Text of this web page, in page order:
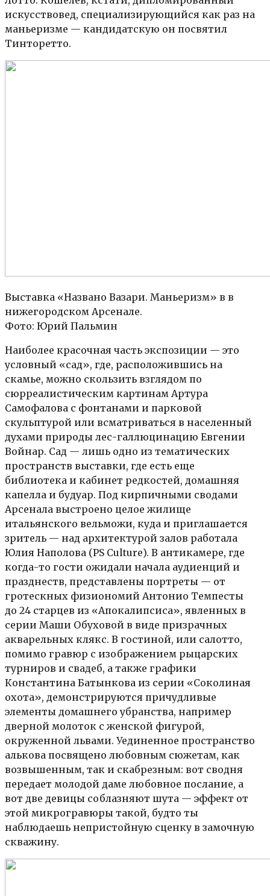
искусствовед, специализирующийся как раз на
маньеризме — кандидатскую он посвятил
Тинторетто.
Выставка «Названо Вазари. Маньеризм» в в
нижегородском Арсенале.
Фото: Юрий Пальмин
Наиболее красочная часть экспозиции — это
условный «сад», где, расположившись на
скамье, можно скользить взглядом по
сюрреалистическим картинам Артура
Самофалова с фонтанами и парковой
скульптурой или всматриваться в населенный
духами природы лес-галлюцинацию Евгении
Войнар. Сад — лишь одно из тематических
пространств выставки, где есть еще
библиотека и кабинет редкостей, домашняя
капелла и будуар. Под кирпичными сводами
Арсенала выстроено целое жилище
итальянского вельможи, куда и приглашается
зритель — над архитектурой залов работала
Юлия Наполова (PS Culture). В антикамере, где
когда-то гости ожидали начала аудиенций и
празднеств, представлены портреты — от
гротескных физиономий Антонио Темпесты
до 24 старцев из «Апокалипсиса», явленных в
серии Маши Обуховой в виде призрачных
акварельных клякс. В гостиной, или салотто,
помимо гравюр с изображением рыцарских
турниров и свадеб, а также графики
Константина Батынкова из серии «Соколиная
охота», демонстрируются причудливые
элементы домашнего убранства, например
дверной молоток с женской фигурой,
окруженной львами. Уединенное пространство
алькова посвящено любовным сюжетам, как
возвышенным, так и скабрезным: вот сводня
передает молодой даме любовное послание, а
вот две девицы соблазняют шута — эффект от
этой микрогравюры такой, будто ты
наблюдаешь непристойную сценку в замочную
скважину.